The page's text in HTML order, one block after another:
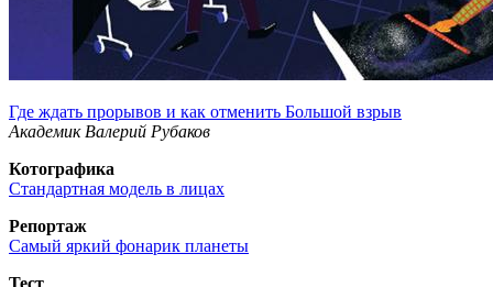
Где ждать прорывов и как отменить Большой взрыв
Академик Валерий Рубаков
Котографика
Стандартная модель в лицах
Репортаж
Самый яркий фонарик планеты
Тест